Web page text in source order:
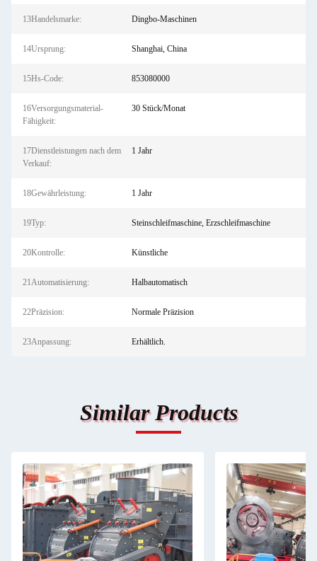
13Handelsmarke: Dingbo-Maschinen
14Ursprung: Shanghai, China
15Hs-Code: 853080000
16Versorgungsmaterial-
Fähigkeit:
30 Stück/Monat
17Dienstleistungen nach dem
Verkauf:
1 Jahr
18Gewährleistung: 1 Jahr
19Typ: Steinschleifmaschine, Erzschleifmaschine
20Kontrolle: Künstliche
21Automatisierung: Halbautomatisch
22Präzision: Normale Präzision
23Anpassung: Erhältlich.
Similar Products